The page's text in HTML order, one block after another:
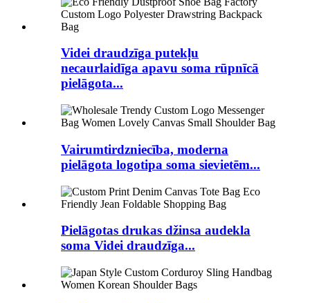
Videi draudzīga putekļu
necaurlaidīga apavu soma rūpnīcā
pielāgota...
Vairumtirdzniecība, moderna
pielāgota logotipa soma sievietēm...
Pielāgotas drukas džinsa audekla
soma Videi draudzīga...